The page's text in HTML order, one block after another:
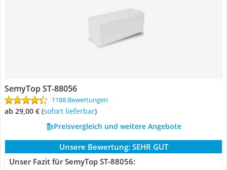
SemyTop ST-88056
1188 Bewertungen
ab 29,00 € ( Sofort lieferbar)
Preisvergleich und weitere Angebote
Unsere Bewertung: SEHR GUT
Unser Fazit für SemyTop ST-88056: